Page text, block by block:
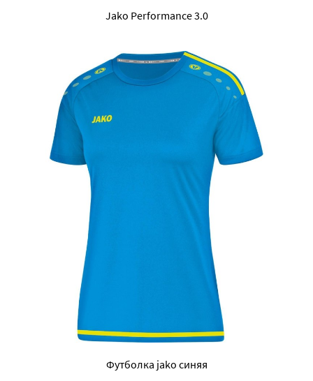
Jako Performance 3.0
Футболка jako синяя